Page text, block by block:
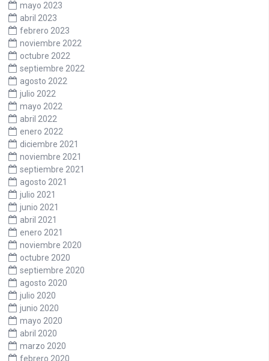
mayo 2023
abril 2023
febrero 2023
noviembre 2022
octubre 2022
septiembre 2022
agosto 2022
julio 2022
mayo 2022
abril 2022
enero 2022
diciembre 2021
noviembre 2021
septiembre 2021
agosto 2021
julio 2021
junio 2021
abril 2021
enero 2021
noviembre 2020
octubre 2020
septiembre 2020
agosto 2020
julio 2020
junio 2020
mayo 2020
abril 2020
marzo 2020
febrero 2020